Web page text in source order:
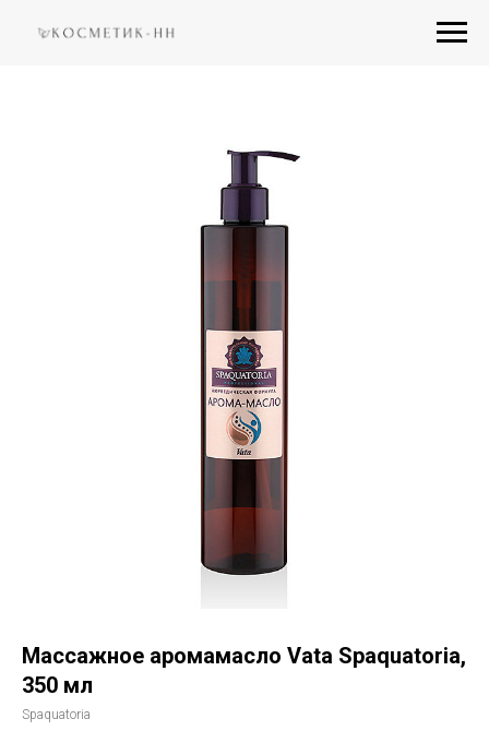
Массажное аромамасло Vata Spaquatoria,
350 мл
Spaquatoria